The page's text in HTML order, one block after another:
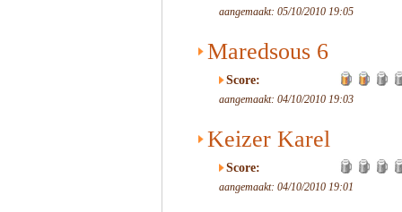
aangemaakt: 05/10/2010 19:05
Maredsous 6
Score:
aangemaakt: 04/10/2010 19:03
Keizer Karel
Score:
aangemaakt: 04/10/2010 19:01